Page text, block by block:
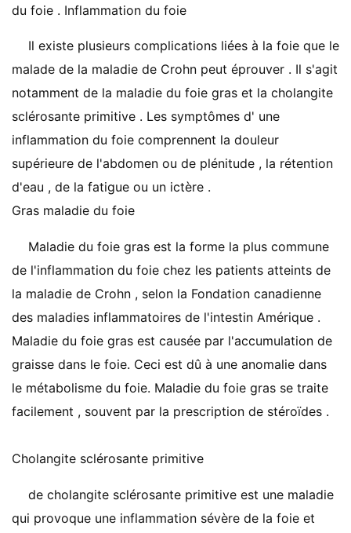
du foie . Inflammation du foie
Il existe plusieurs complications liées à la foie que le
malade de la maladie de Crohn peut éprouver . Il s'agit
notamment de la maladie du foie gras et la cholangite
sclérosante primitive . Les symptômes d' une
inflammation du foie comprennent la douleur
supérieure de l'abdomen ou de plénitude , la rétention
d'eau , de la fatigue ou un ictère .
Gras maladie du foie
Maladie du foie gras est la forme la plus commune
de l'inflammation du foie chez les patients atteints de
la maladie de Crohn , selon la Fondation canadienne
des maladies inflammatoires de l'intestin Amérique .
Maladie du foie gras est causée par l'accumulation de
graisse dans le foie. Ceci est dû à une anomalie dans
le métabolisme du foie. Maladie du foie gras se traite
facilement , souvent par la prescription de stéroïdes .
Cholangite sclérosante primitive
de cholangite sclérosante primitive est une maladie
qui provoque une inflammation sévère de la foie et